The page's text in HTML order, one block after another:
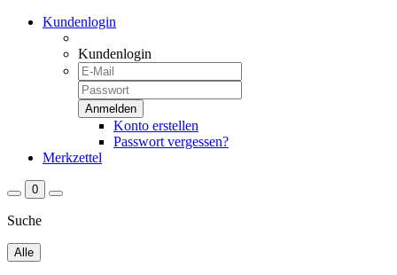
Kundenlogin
Kundenlogin
Konto erstellen
Passwort vergessen?
Merkzettel
0
Suche
Alle